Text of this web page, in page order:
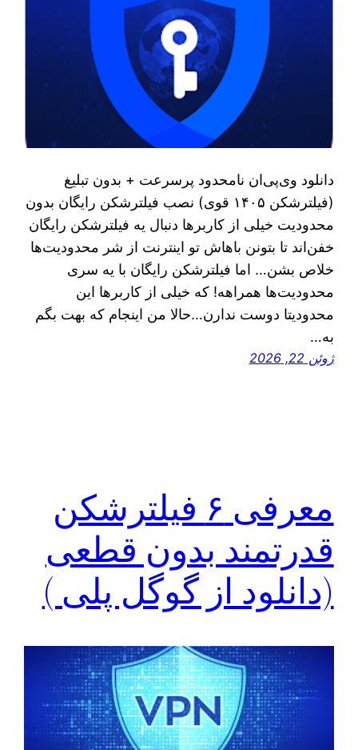
دانلود وی‌پی‌ان نامحدود پرسرعت + بدون تبلیغ
(فیلترشکن ۱۴۰۵ قوی) نصب فیلترشکن رایگان بدون
محدودیت خیلی از کاربرها دنبال یه فیلترشکن رایگان
خفن‌اند تا بتونن باهاش تو اینترنت از شر محدودیت‌ها
خلاص بشن… اما فیلترشکن رایگان با یه سری
محدودیت‌ها همراهه! که خیلی از کاربرها این
محدودیتا دوست ندارن…حالا من اینجام که بهت بگم
به…
ژوئن 22, 2026
معرفی ۶ فیلترشکن
قدرتمند بدون قطعی
(دانلود از گوگل پلی )